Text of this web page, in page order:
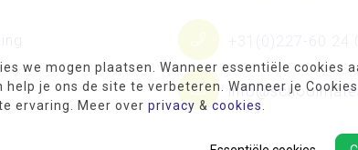
we mogen plaatsen. Wanneer essentiële cookies
help je ons de site te verbeteren. Wanneer je
ervaring. Meer over privacy &cookies